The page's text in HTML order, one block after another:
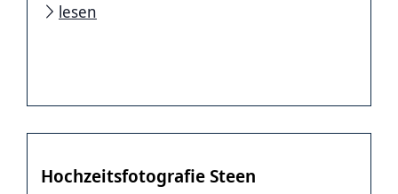
lesen
Hochzeitsfotografie Steen